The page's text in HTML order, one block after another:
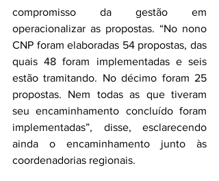
compromisso da gestão em
operacionalizar as propostas. “No nono
CNP foram elaboradas 54 propostas, das
quais 48 foram implementadas e seis
estão tramitando. No décimo foram 25
propostas. Nem todas as que tiveram
seu encaminhamento concluído foram
implementadas”, disse, esclarecendo
ainda o encaminhamento junto às
coordenadorias regionais.